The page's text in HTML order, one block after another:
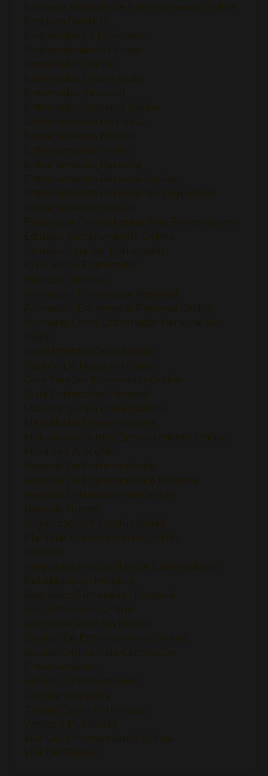
Empezar Negocio De Entrenamiento Online
Empieza Desde 0
Emprendiento En Fitness
Emprendimiento Fitness
Entrenador Online
Entrenador Online Gratis
Entrenador Personal
Entrenador Personal Online
Entrenamiento De Fueza
Entrenamiento Hibrido
Entrenamiento Online
Entrenamiento Personal
Entrenamiento Personal Online
Entrenamiento Personal Sin Seguidores
Entrenamiento Seguro
Estrategias De Marketing Para Entrenadores
Estudiar Entrenamiento Online
Estudiar Para Ser Entrenador
Experiencia Entrenador
Fidelizar Clientes
Formación Entrenador Personal
Formación Entrenador Personal Online
Formarse Como Entrenador Personal Sin
Pagar
Fundamentos Del Negocio
Gestión De Negocio Fitness
Guia Para Ser Entrenador Online
Guía Entrenador Personal
Marketing Para Entrenadores
Mentalidad Emprendedora
Motivación Clientes Entrenamiento Online
Movilidad Articular
Negocio De Entrenamiento
Negocio De Entrenamiento Personal
Negocio Entrenamiento Online
Negocio Fitness
Organización Y Productividad
Plantillas Entrenamiento Online
Podcast
Preguntas Frecuentes De Entrenadores
Rehabilitacion Hombro
Requisitos Entrenador Personal
Ser Entrenador Online
Ser Entrenador Sin Dinero
Servicio De Entrenamiento Online
Servicio Online Para Centros De
Entrenamiento
Servicio Y Renovaciones
Tecnica Sentadilla
Trabajo Como Entrenador
Ventas Y Publicidad
Vivir Del Entrenamiento Online
Vivir Del Fitness